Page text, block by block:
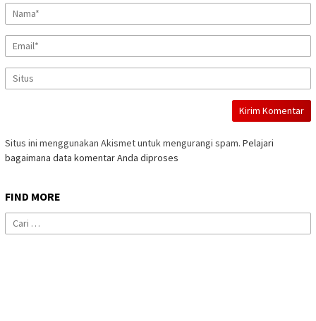
Situs ini menggunakan Akismet untuk mengurangi spam. Pelajari
bagaimana data komentar Anda diproses
FIND MORE
Cari
untuk: